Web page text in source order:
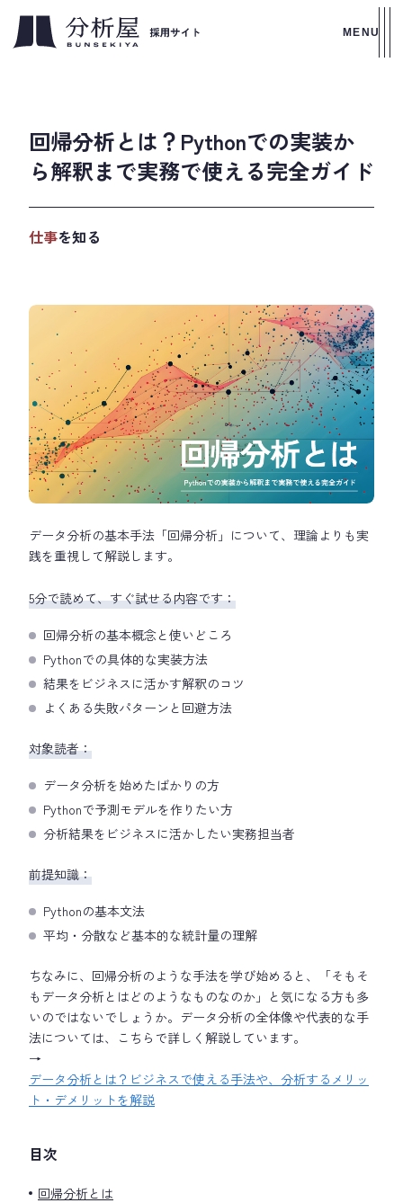
MENU
回帰分析とは？Pythonでの実装か
ら解釈まで実務で使える完全ガイド
仕事を知る
データ分析の基本手法「回帰分析」について、理論よりも実
践を重視して解説します。
5分で読めて、すぐ試せる内容です：
回帰分析の基本概念と使いどころ
Pythonでの具体的な実装方法
結果をビジネスに活かす解釈のコツ
よくある失敗パターンと回避方法
対象読者：
データ分析を始めたばかりの方
Pythonで予測モデルを作りたい方
分析結果をビジネスに活かしたい実務担当者
前提知識：
Pythonの基本文法
平均・分散など基本的な統計量の理解
ちなみに、回帰分析のような手法を学び始めると、「そもそ
もデータ分析とはどのようなものなのか」と気になる方も多
いのではないでしょうか。データ分析の全体像や代表的な手
法については、こちらで詳しく解説しています。
→
データ分析とは？ビジネスで使える手法や、分析するメリッ
ト・デメリットを解説
目次
回帰分析とは